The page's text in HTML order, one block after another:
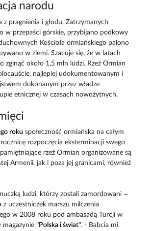
narodu
z pragnienia i głodu. Zatrzymanych
w przepaści górskie, przybijano podkowy
Kościoła ormiańskiego palono
w ziemi. Szacuje się, że w latach
zginąć około 1,5 mln ludzi. Rzeź Ormian
najlepiej udokumentowanym i
dokonanym przez władze
etnicznej w czasach nowożytnych.
roku społeczność ormiańska na całym
rozpoczęcia eksterminacji swego
rzeź Ormian organizowane są
Armenii, jak i poza jej granicami, również
ludzi, którzy zostali zamordowani –
z uczestniczek marszu milczenia
w 2008 roku pod ambasadą Turcji w
magazynie "Polska i świat". - Babcia mi